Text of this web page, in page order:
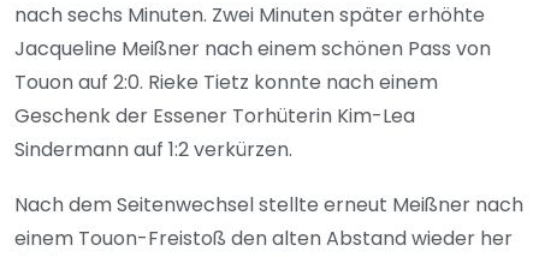
nach sechs Minuten. Zwei Minuten später erhöhte
Jacqueline Meißner nach einem schönen Pass von
Touon auf 2:0. Rieke Tietz konnte nach einem
Geschenk der Essener Torhüterin Kim-Lea
Sindermann auf 1:2 verkürzen.
Nach dem Seitenwechsel stellte erneut Meißner nach
einem Touon-Freistoß den alten Abstand wieder her